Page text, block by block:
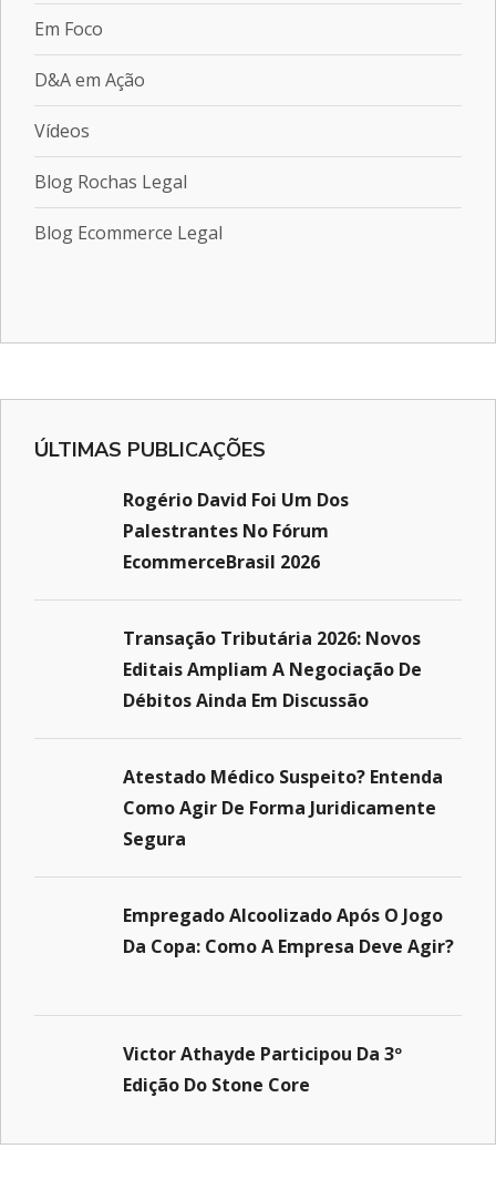
Em Foco
D&A em Ação
Vídeos
Blog Rochas Legal
Blog Ecommerce Legal
ÚLTIMAS PUBLICAÇÕES
Rogério David Foi Um Dos
Palestrantes No Fórum
EcommerceBrasil 2026
Transação Tributária 2026: Novos
Editais Ampliam A Negociação De
Débitos Ainda Em Discussão
Atestado Médico Suspeito? Entenda
Como Agir De Forma Juridicamente
Segura
Empregado Alcoolizado Após O Jogo
Da Copa: Como A Empresa Deve Agir?
Victor Athayde Participou Da 3º
Edição Do Stone Core